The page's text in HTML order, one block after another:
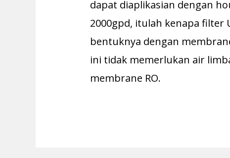
dapat diaplikasian dengan
2000gpd, itulah kenapa filter
bentuknya dengan
ini tidak memerlukan air
membrane RO.